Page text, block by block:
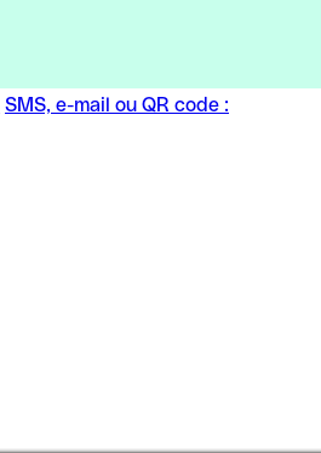
SMS, e-mail ou QR code :